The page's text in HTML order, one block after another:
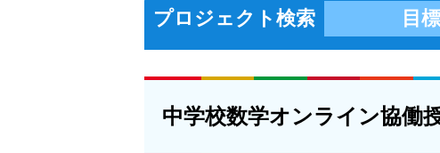
プロジェクト検索 目
中学校数学オンライン協働